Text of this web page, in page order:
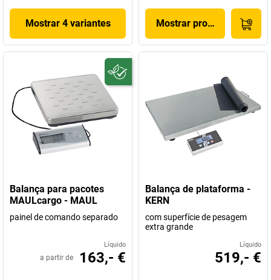
Mostrar 4 variantes Mostrar produto
Balança para pacotes
MAULcargo - MAUL
painel de comando separado
Líquido
a partir de 163,- €
Balança de plataforma -
KERN
com superfície de pesagem
extra grande
Líquido
519,- €